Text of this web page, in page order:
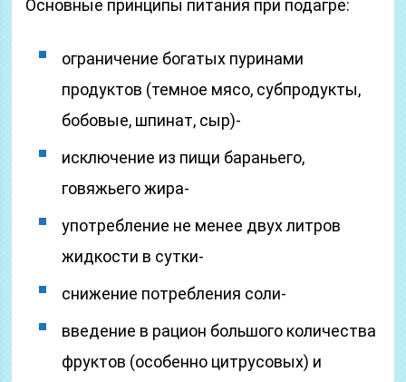
Основные принципы питания при подагре:
ограничение богатых пуринами
продуктов (темное мясо, субпродукты,
бобовые, шпинат, сыр)-
исключение из пищи бараньего,
говяжьего жира-
употребление не менее двух литров
жидкости в сутки-
снижение потребления соли-
введение в рацион большого количества
фруктов (особенно цитрусовых) и